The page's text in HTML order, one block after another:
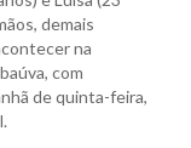
demais
na
com
de quinta-feira,